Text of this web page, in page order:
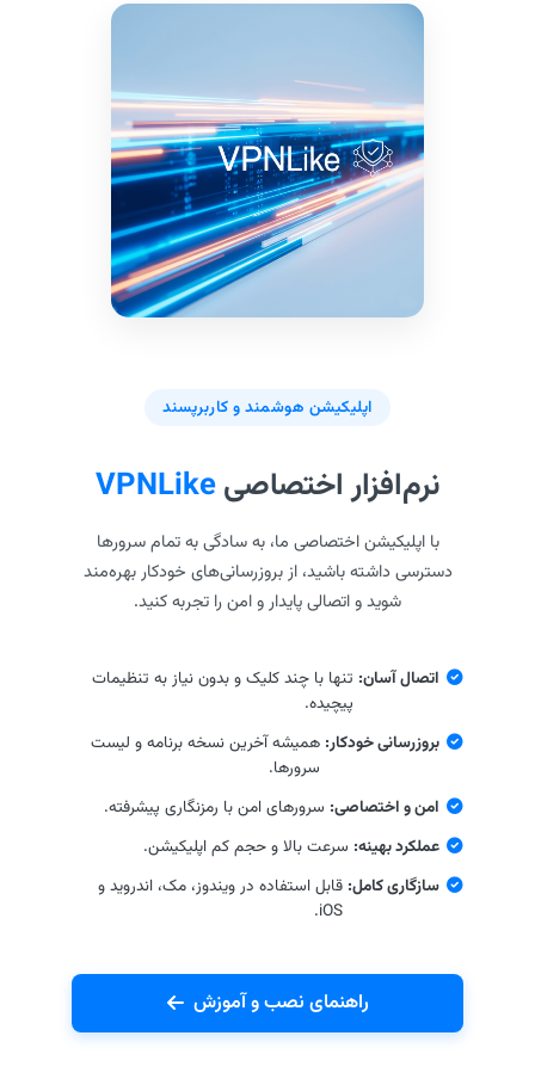
اپلیکیشن هوشمند و کاربرپسند
نرم‌افزار اختصاصیVPNLike
با اپلیکیشن اختصاصی ما، به سادگی به تمام سرورها
دسترسی داشته باشید، از بروزرسانی‌های خودکار بهره‌مند
شوید و اتصالی پایدار و امن را تجربه کنید.
اتصال آسان: تنها با چند کلیک و بدون نیاز به تنظیمات
پیچیده.
بروزرسانی خودکار: همیشه آخرین نسخه برنامه و لیست
سرورها.
امن و اختصاصی: سرورهای امن با رمزنگاری پیشرفته.
عملکرد بهینه: سرعت بالا و حجم کم اپلیکیشن.
سازگاری کامل: قابل استفاده در ویندوز، مک، اندروید و
iOS.
راهنمای نصب و آموزش